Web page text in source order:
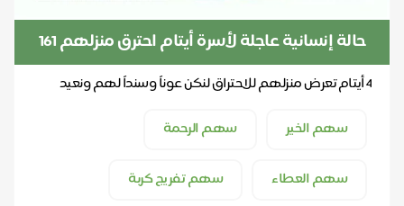
حالة إنسانية عاجلة لأسرة أيتام احترق منزلهم 161
🚨
4 أيتام تعرض منزلهم للاحتراق لنكن عوناً وسنداً لهم ونعيد
سهم الخير
سهم الرحمة
سهم العطاء سهم تفريج كربة